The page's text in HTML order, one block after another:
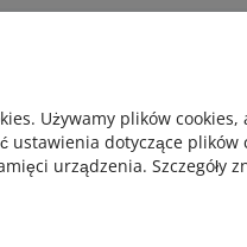
WAUDOG Mesh z QR
Używamy plików
ustawienia dotyczące
urządzenia. Szczegóły